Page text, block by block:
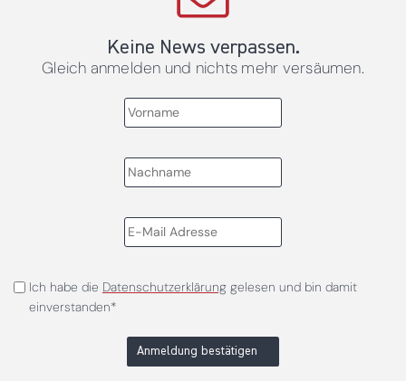
Keine News verpassen.
Gleich anmelden und nichts mehr versäumen.
Ich habe die Datenschutzerklärunggelesen und bin damit
einverstanden*
Anmeldung bestätigen